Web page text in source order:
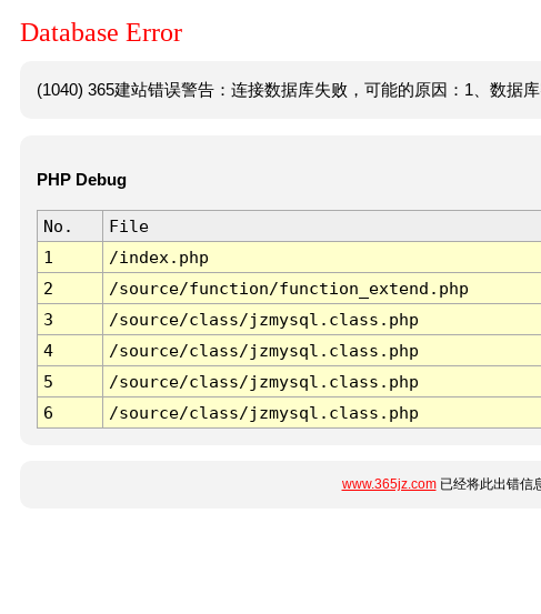
Database Error
(1040) 365建站错误警告：连接数据库失败，可能的原因：1、数据
PHP Debug
No. File
1
/index.php
2
/source/function/function_extend.php
3
/source/class/jzmysql.class.php
4
/source/class/jzmysql.class.php
5
/source/class/jzmysql.class.php
6
/source/class/jzmysql.class.php
www.365jz.com已经将此出错信